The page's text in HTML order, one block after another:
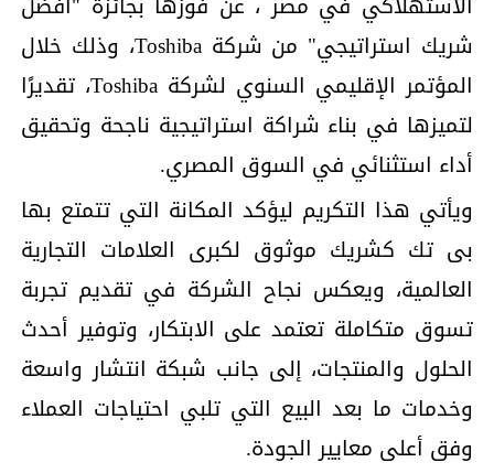
شريك استراتيجي" من شركة Toshiba، وذلك خلال
المؤتمر الإقليمي السنوي لشركة Toshiba، تقديرًا
لتميزها في بناء شراكة استراتيجية ناجحة وتحقيق
أداء استثنائي في السوق المصري.
ويأتي هذا التكريم ليؤكد المكانة التي تتمتع بها
بى تك كشريك موثوق لكبرى العلامات التجارية
العالمية، ويعكس نجاح الشركة في تقديم تجربة
تسوق متكاملة تعتمد على الابتكار، وتوفير أحدث
الحلول والمنتجات، إلى جانب شبكة انتشار واسعة
وخدمات ما بعد البيع التي تلبي احتياجات العملاء
وفق أعلى معايير الجودة.